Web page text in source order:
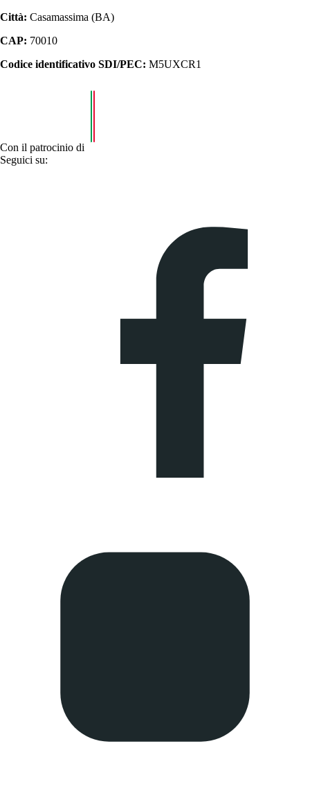
Città: Casamassima (BA)
CAP: 70010
Codice identificativo SDI/PEC: M5UXCR1
Con il patrocinio di
Seguici su: